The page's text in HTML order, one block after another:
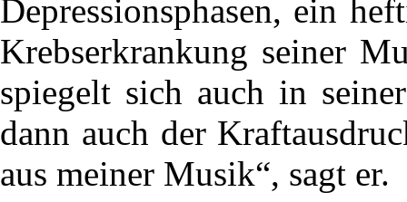
Depressionsphasen, ein
Krebserkrankung seiner
spiegelt sich auch in
dann auch der
aus meiner Musik“, sagt er.